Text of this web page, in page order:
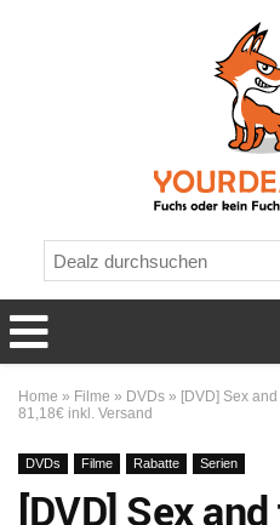
Home » Filme » DVDs » [DVD] Sex
81,18€ inkl. Versand
DVDs Filme Rabatte Serien
[DVD] Sex